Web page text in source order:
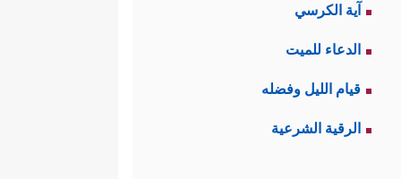
آية الكرسي
الدعاء للميت
قيام الليل وفضله
الرقية الشرعية